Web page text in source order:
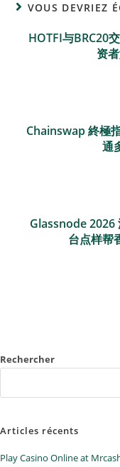
VOUS DEVRIEZ
HOTFI与BRC20
资
Chainswap 終極
通
Glassnode 2026
台点样帮
Rechercher
Articles récents
Play Casino Online at